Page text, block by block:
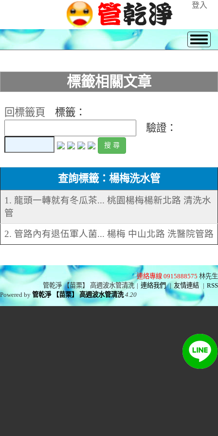
登入
標籤相關文章
回標籤頁
標籤：
驗證：
查詢標籤：楊梅洗水管
1. 龍頭一轉就有冬瓜茶... 桃園楊梅楊新北路 清洗水
管
2. 管路內有退伍軍人菌... 楊梅 中山北路 洗醫院管路
連絡專線 0915888575 林先生
管乾淨 【苗栗】 高週波水管清洗 | 連絡我們 | 友情連結 | RSS
Powered by管乾淨 【苗栗】 高週波水管清洗 4.20